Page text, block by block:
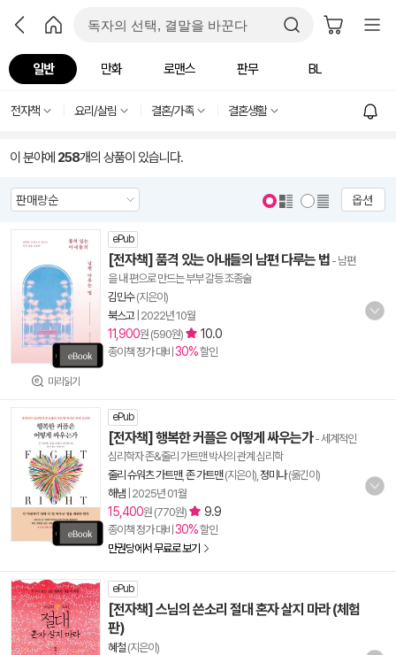
일반 만화 로맨스 판무 BL
전자책 요리/살림 결혼/가족 결혼생활
이 분야에 258개의 상품이 있습니다.
옵션
미리읽기
ePub
[전자책] 품격 있는 아내들의 남편 다루는 법 - 남편
을 내 편으로 만드는 부부 갈등 조종술
김민수(지은이)
북스고| 2022년 10월
11,900원 (590원) 10.0
종이책 정가 대비 30%할인
ePub
[전자책] 행복한 커플은 어떻게 싸우는가- 세계적인
심리학자 존&줄리 가트맨 박사의 관계 심리학
줄리 슈워츠 가트맨, 존 가트맨(지은이), 정미나(옮긴이)
해냄 2025년 01월
15,400원 (770원) 9.9
종이책 정가 대비 30%할인
만권당에서 무료로 보기
ePub
[전자책] 스님의 쓴소리 절대 혼자 살지 마라 (체험
판)
혜철 (지은이)